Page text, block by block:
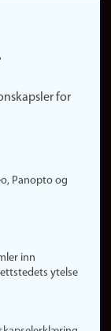
for
Panopto og
inn
ytelse